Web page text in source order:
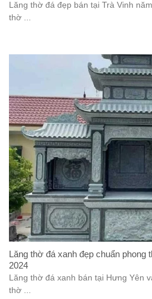
Lăng thờ đá đẹp bán tại Trà Vinh
thờ ...
Lăng thờ đá xanh đẹp chuẩn phong
2024
Lăng thờ đá xanh bán tại Hưng Yên
thờ ...